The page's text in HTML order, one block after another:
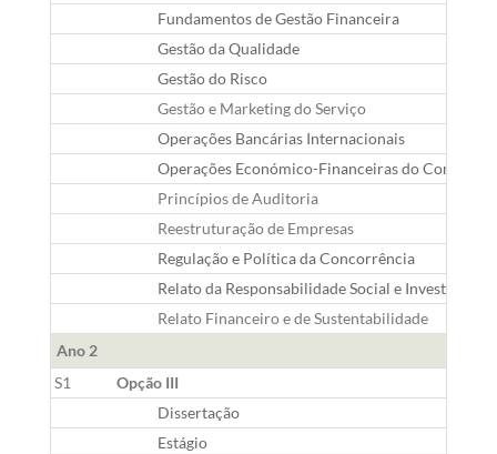
Fundamentos de Gestão Financeira
Gestão da Qualidade
Gestão do Risco
Gestão e Marketing do Serviço
Operações Bancárias Internacionais
Operações Económico-Financeiras do
Princípios de Auditoria
Reestruturação de Empresas
Regulação e Política da Concorrência
Relato da Responsabilidade Social e
Relato Financeiro e de Sustentabilidade
Ano 2
S1
Opção III
Dissertação
Estágio